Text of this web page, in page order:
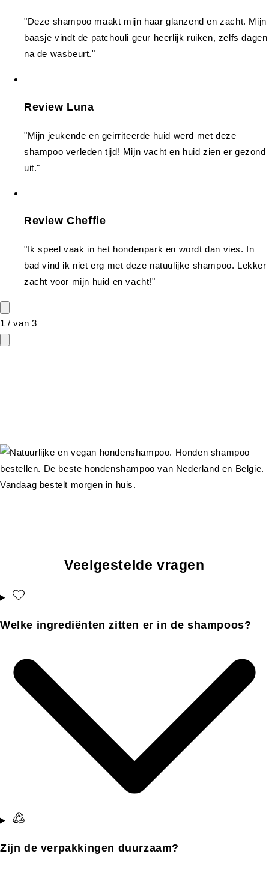
"Deze shampoo maakt mijn haar glanzend en zacht. Mijn
baasje vindt de patchouli geur heerlijk ruiken, zelfs dagen
na de wasbeurt."
Review Luna
"Mijn jeukende en geirriteerde huid werd met deze
shampoo verleden tijd! Mijn vacht en huid zien er gezond
uit."
Review Cheffie
"Ik speel vaak in het hondenpark en wordt dan vies. In
bad vind ik niet erg met deze natuulijke shampoo. Lekker
zacht voor mijn huid en vacht!"
1 /van 3
Veelgestelde vragen
Welke ingrediënten zitten er in de shampoos?
Zijn de verpakkingen duurzaam?